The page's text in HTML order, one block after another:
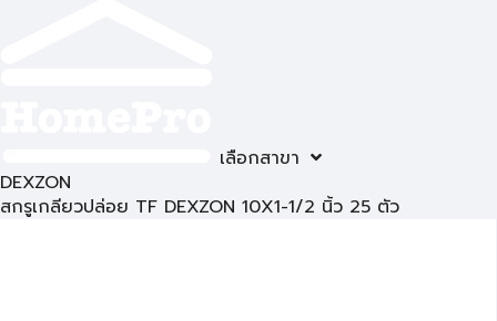
เลือกสาขา
DEXZON
สกรูเกลียวปล่อย TF DEXZON 10X1-1/2 นิ้ว 25 ตัว